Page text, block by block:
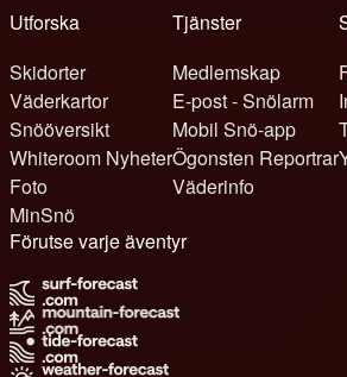
Utforska
Skidorter
Väderkartor
Snööversikt
Whiteroom Nyheter
Foto
MinSnö
Tjänster
Medlemskap
E-post - Snölarm
Mobil Snö-app
Ögonsten Reportrar
Väderinfo
Förutse varje äventyr